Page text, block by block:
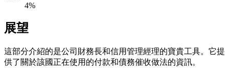
4%
展望
這部分介紹的是公司財務長和信用管理經理的寶貴工具。它提
供了關於該國正在使用的付款和債務催收做法的資訊。